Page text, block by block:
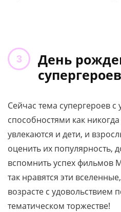
День
супергероев
Сейчас тема супергероев
способностями как
увлекаются и дети, и
оценить их популярность,
вспомнить успех фильмов
так нравятся эти
возрасте с удовольствием
тематическом торжестве!